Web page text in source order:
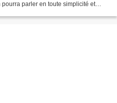
parler en toute simplicité et